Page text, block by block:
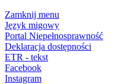
Zamknij menu
Język migowy
Portal Niepełnosprawność
Deklaracja dostępności
ETR - tekst
Facebook
Instagram